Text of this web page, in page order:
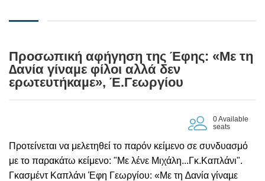
Προσωπική αφήγηση της Έφης: «Με τη
∆ανία γίναµε φίλοι αλλά δεν
ερωτευτήκαµε», Έ.Γεωργίου
0 Available
seats
Προτείνεται να μελετηθεί το παρόν κείμενο σε συνδυασμό
με το παρακάτω κείμενο: "Με λένε Μιχάλη...Γκ.Καπλάνι".
Γκασμέντ Καπλάνι Έφη Γεωργίου: «Με τη ∆ανία γίναµε